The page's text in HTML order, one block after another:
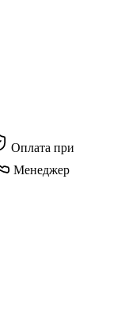
Оплата при
Менеджер